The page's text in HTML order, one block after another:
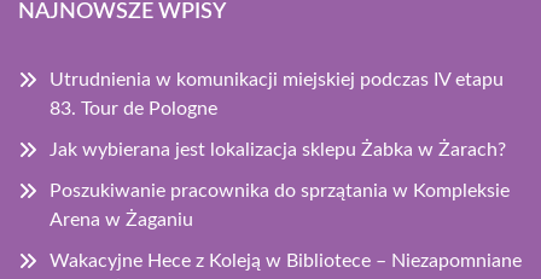
NAJNOWSZE WPISY
Utrudnienia w komunikacji miejskiej podczas IV etapu
83. Tour de Pologne
Jak wybierana jest lokalizacja sklepu Żabka w Żarach?
Poszukiwanie pracownika do sprzątania w Kompleksie
Arena w Żaganiu
Wakacyjne Hece z Koleją w Bibliotece – Niezapomniane